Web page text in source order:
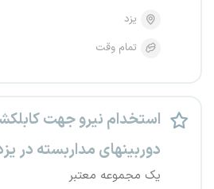
یزد
تمام وقت
استخدام نیرو جهت
دوربینهای مداربسته در
یک مجموعه معتبر